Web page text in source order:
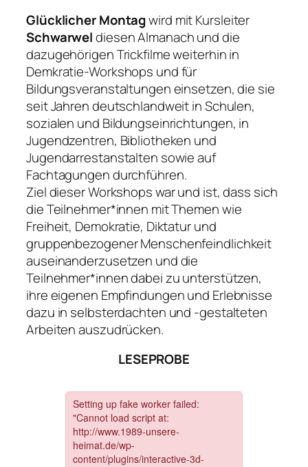
Glücklicher Montagwird mit Kursleiter
Schwarweldiesen Almanach und die
dazugehörigen Trickfilme weiterhin in
Demkratie-Workshops und für
Bildungsveranstaltungen einsetzen, die sie
seit Jahren deutschlandweit in Schulen,
sozialen und Bildungseinrichtungen, in
Jugendzentren, Bibliotheken und
Jugendarrestanstalten sowie auf
Fachtagungen durchführen.
Ziel dieser Workshops war und ist, dass sich
die Teilnehmer*innen mit Themen wie
Freiheit, Demokratie, Diktatur und
gruppenbezogener Menschenfeindlichkeit
auseinanderzusetzen und die
Teilnehmer*innen dabei zu unterstützen,
ihre eigenen Empfindungen und Erlebnisse
dazu in selbsterdachten und -gestalteten
Arbeiten auszudrücken.
LESEPROBE